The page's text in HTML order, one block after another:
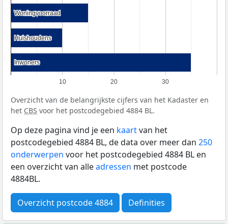
10 20 30
Woningvoorraad
Woningvoorraad
Huishoudens
Huishoudens
Inwoners
Inwoners
Overzicht van de belangrijkste cijfers van het Kadaster en
het CBS voor het postcodegebied 4884 BL.
Op deze pagina vind je een kaartvan het
postcodegebied 4884 BL, de data over meer dan 250
onderwerpen voor het postcodegebied 4884 BL en
een overzicht van alleadressen met postcode
4884BL.
Overzicht postcode 4884 Definities